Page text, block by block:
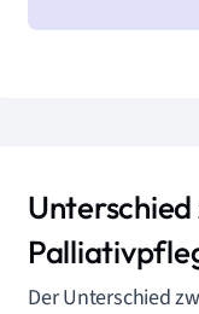
Der Unterschied